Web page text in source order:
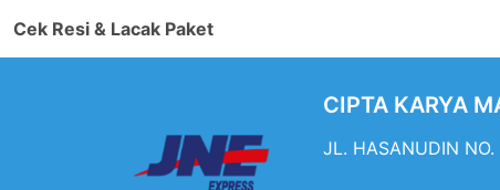
Cek Resi & Lacak Paket
CIPTA KARYA
JL. HASANUDIN